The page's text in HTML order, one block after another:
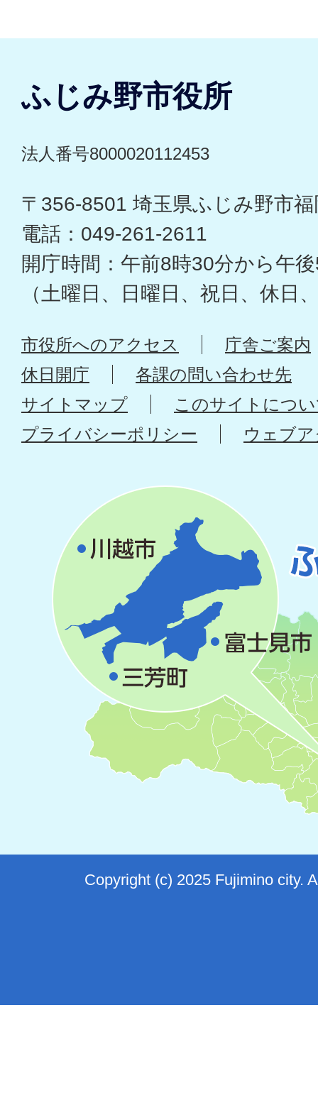
ふじみ野市役所
法人番号8000020112453
〒356-8501 埼玉県ふじみ野市
電話：049-261-2611
開庁時間：午前8時30分から午
（土曜日、日曜日、祝日、休日
市役所へのアクセス
庁舎ご案内
休日開庁
各課の問い合わせ先
サイトマップ
このサイトにつ
プライバシーポリシー
ウェブ
Copyright (c) 2025 Fujimino city.